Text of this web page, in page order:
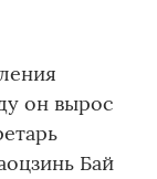
он вырос
Бай